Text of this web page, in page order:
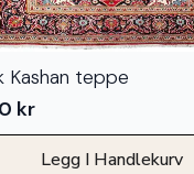
Kashan teppe
kr
Legg I Handlekurv